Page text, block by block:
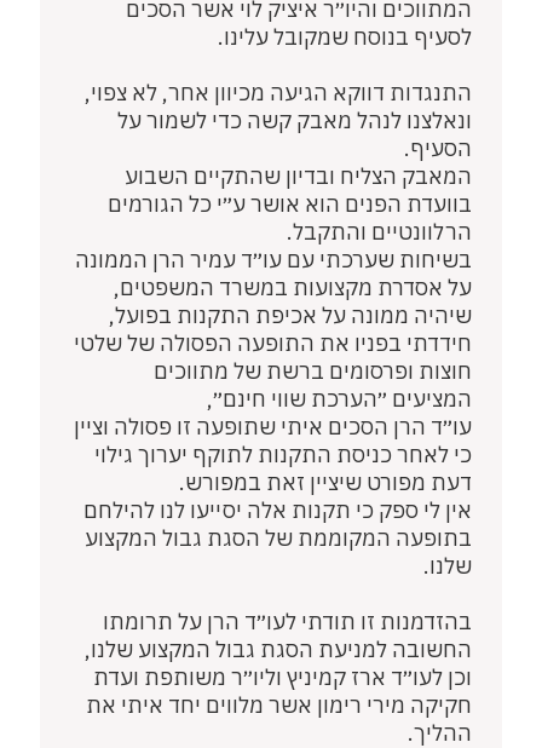
המתווכים והיו״ר איציק לוי אשר הסכים
לסעיף בנוסח שמקובל עלינו.
התנגדות דווקא הגיעה מכיוון אחר, לא צפוי,
ונאלצנו לנהל מאבק קשה כדי לשמור על
הסעיף.
המאבק הצליח ובדיון שהתקיים השבוע
בוועדת הפנים הוא אושר ע״י כל הגורמים
הרלוונטיים והתקבל.
בשיחות שערכתי עם עו״ד עמיר הרן הממונה
על אסדרת מקצועות במשרד המשפטים,
שיהיה ממונה על אכיפת התקנות בפועל,
חידדתי בפניו את התופעה הפסולה של שלטי
חוצות ופרסומים ברשת של מתווכים
המציעים ״הערכת שווי חינם״,
עו״ד הרן הסכים איתי שתופעה זו פסולה וציין
כי לאחר כניסת התקנות לתוקף יערוך גילוי
דעת מפורט שיציין זאת במפורש.
אין לי ספק כי תקנות אלה יסייעו לנו להילחם
בתופעה המקוממת של הסגת גבול המקצוע
שלנו.
בהזדמנות זו תודתי לעו״ד הרן על תרומתו
החשובה למניעת הסגת גבול המקצוע שלנו,
וכן לעו״ד ארז קמיניץ וליו״ר משותפת ועדת
חקיקה מירי רימון אשר מלווים יחד איתי את
ההליך.